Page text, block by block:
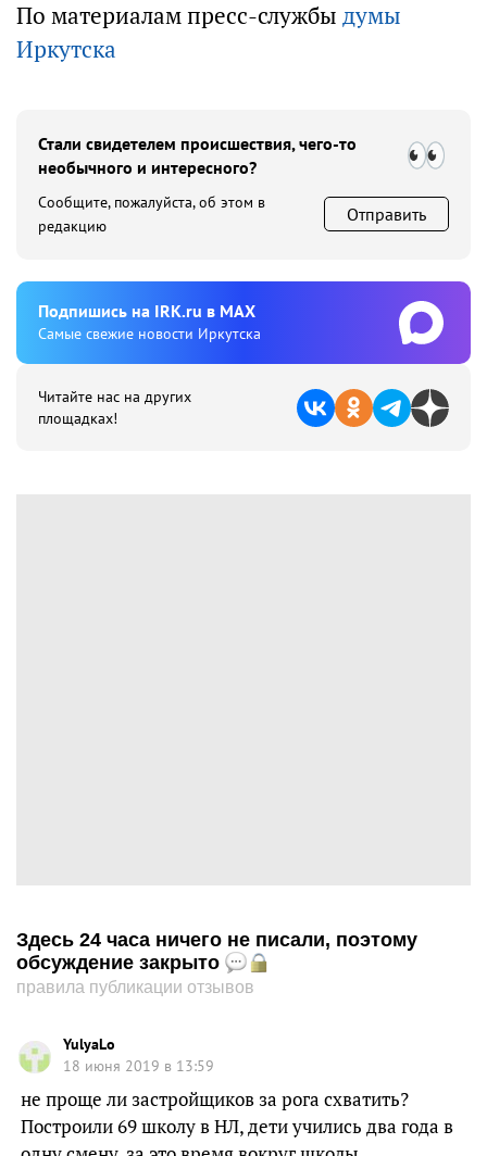
По материалам пресс-службы думы
Иркутска
Стали свидетелем происшествия, чего-то
необычного и интересного?
Сообщите, пожалуйста, об этом в
редакцию
Отправить
Подпишиcь на IRK.ru в MAX
Cамые свежие новости Иркутска
Читайте нас на других
площадках!
Здесь 24 часа ничего не писали, поэтому
обсуждение закрыто
правила публикации отзывов
YulyaLo
18 июня 2019 в 13:59
не проще ли застройщиков за рога схватить?
Построили 69 школу в НЛ, дети учились два года в